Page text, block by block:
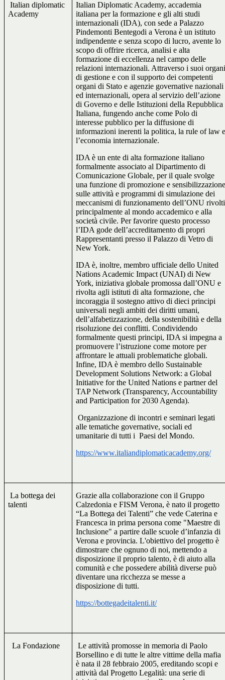
Italian diplomatic
Academy
Italian Diplomatic Academy, accademia
italiana per la formazione e gli alti studi
internazionali (IDA), con sede a Palazzo
Pindemonti Bentegodi a Verona è un istituto
indipendente e senza scopo di lucro, avente lo
scopo di offrire ricerca, analisi e alta
formazione di eccellenza nel campo delle
relazioni internazionali. Attraverso i suoi
di gestione e con il supporto dei competenti
organi di Stato e agenzie governative nazionali
ed internazionali, opera al servizio dell’azione
di Governo e delle Istituzioni della Repubblica
Italiana, fungendo anche come Polo di
interesse pubblico per la diffusione di
informazioni inerenti la politica, la rule of law
l’economia internazionale.
IDA è un ente di alta formazione italiano
formalmente associato al Dipartimento di
Comunicazione Globale, per il quale svolge
una funzione di promozione e
sulle attività e programmi di simulazione dei
meccanismi di funzionamento dell’ONU rivolti
principalmente al mondo accademico e alla
società civile. Per favorire questo processo
l’IDA gode dell’accreditamento di propri
Rappresentanti presso il Palazzo di Vetro di
New York.
IDA è, inoltre, membro ufficiale dello United
Nations Academic Impact (UNAI) di New
York, iniziativa globale promossa dall’ONU e
rivolta agli istituti di alta formazione, che
incoraggia il sostegno attivo di dieci principi
universali negli ambiti dei diritti umani,
dell’alfabetizzazione, della sostenibilità e della
risoluzione dei conflitti. Condividendo
formalmente questi principi, IDA si impegna a
promuovere l’istruzione come motore per
affrontare le attuali problematiche globali.
Infine, IDA è membro dello Sustainable
Development Solutions Network: a Global
Initiative for the United Nations e partner del
TAP Network (Transparency, Accountability
and Participation for 2030 Agenda).
Organizzazione di incontri e seminari legati
alle tematiche governative, sociali ed
umanitarie di tutti i Paesi del Mondo.
https://www.italiandiplomaticacademy.org/
La bottega dei
talenti
Grazie alla collaborazione con il Gruppo
Calzedonia e FISM Verona, è nato il progetto
“La Bottega dei Talenti” che vede Caterina e
Francesca in prima persona come "Maestre di
Inclusione" a partire dalle scuole d’infanzia di
Verona e provincia. L'obiettivo del progetto è
dimostrare che ognuno di noi, mettendo a
disposizione il proprio talento, è di aiuto alla
comunità e che possedere abilità diverse può
diventare una ricchezza se messe a
disposizione di tutti.
https://bottegadeitalenti.it/
La Fondazione
Le attività promosse in memoria di Paolo
Borsellino e di tutte le altre vittime della mafia
è nata il 28 febbraio 2005, ereditando scopi e
attività dal Progetto Legalità: una serie di